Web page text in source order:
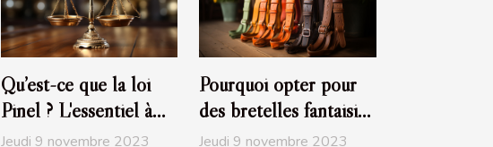
Qu’est-ce que la loi
Pinel ? L'essentiel à
savoir
Jeudi 9 novembre 2023
Pourquoi opter pour
des bretelles fantaisies
?
Jeudi 9 novembre 2023